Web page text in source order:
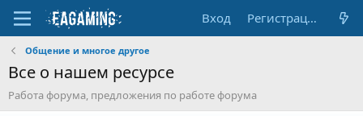
Вход Регистрация
Общение и многое другое
Все о нашем ресурсе
Работа форума, предложения по работе форума